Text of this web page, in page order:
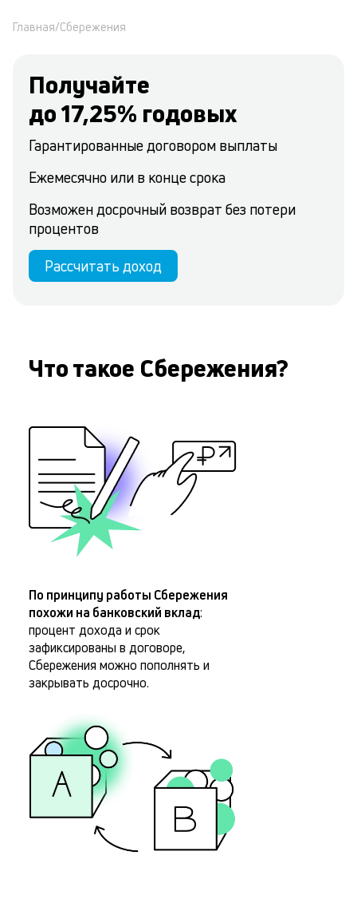
Главная/Сбережения
Получайте
до17,25% годовых
Гарантированные договором выплаты
Ежемесячно или в конце срока
Возможен досрочный возврат без потери
процентов
Рассчитать доход
Что такое Сбережения?
По принципу работы Сбережения
похожи на банковский вклад:
процент дохода и срок
зафиксированы в договоре,
Сбережения можно пополнять и
закрывать досрочно.